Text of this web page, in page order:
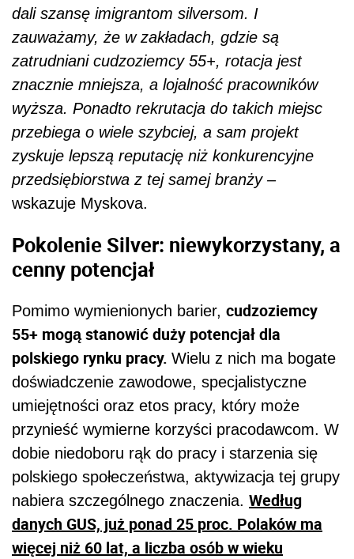
dali szansę imigrantom silversom. I
zauważamy, że w zakładach, gdzie są
zatrudniani cudzoziemcy 55+, rotacja jest
znacznie mniejsza, a lojalność pracowników
wyższa. Ponadto rekrutacja do takich miejsc
przebiega o wiele szybciej, a sam projekt
zyskuje lepszą reputację niż konkurencyjne
przedsiębiorstwa z tej samej branży –
wskazuje Myskova.
Pokolenie Silver: niewykorzystany, a
cenny potencjał
Pomimo wymienionych barier, cudzoziemcy
55+ mogą stanowić duży potencjał dla
polskiego rynku pracy. Wielu z nich ma bogate
doświadczenie zawodowe, specjalistyczne
umiejętności oraz etos pracy, który może
przynieść wymierne korzyści pracodawcom. W
dobie niedoboru rąk do pracy i starzenia się
polskiego społeczeństwa, aktywizacja tej grupy
nabiera szczególnego znaczenia. Według
danych GUS, już ponad 25 proc. Polaków ma
więcej niż 60 lat, a liczba osób w wieku